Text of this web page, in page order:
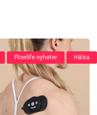
Flowlife nyheter Hälsa